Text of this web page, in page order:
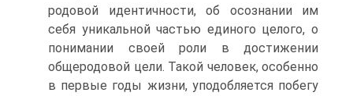
родовой идентичности, об осознании им
себя уникальной частью единого целого, о
понимании своей роли в достижении
общеродовой цели. Такой человек, особенно
в первые годы жизни, уподобляется побегу